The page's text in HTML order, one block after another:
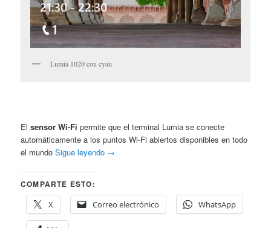
Lumia 1020 con cyan
Elsensor Wi-Fi permite que el terminal Lumia se conecte
automáticamente a los puntos Wi-Fi abiertos disponibles en todo
el mundoSigue leyendo →
COMPARTE ESTO:
X
Correo electrónico WhatsApp